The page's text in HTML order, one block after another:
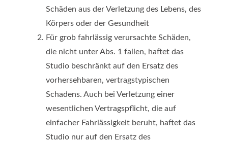
Schäden aus der Verletzung des Lebens, des
Körpers oder der Gesundheit
Für grob fahrlässig verursachte Schäden,
die nicht unter Abs. 1 fallen, haftet das
Studio beschränkt auf den Ersatz des
vorhersehbaren, vertragstypischen
Schadens. Auch bei Verletzung einer
wesentlichen Vertragspflicht, die auf
einfacher Fahrlässigkeit beruht, haftet das
Studio nur auf den Ersatz des